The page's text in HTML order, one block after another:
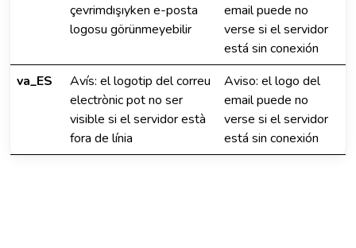
çevrimdışıyken e-posta
logosu görünmeyebilir
email puede no
verse si el servidor
está sin conexión
va_ES
Avís: el logotip del correu
electrònic pot no ser
visible si el servidor està
fora de línia
Aviso: el logo del
email puede no
verse si el servidor
está sin conexión